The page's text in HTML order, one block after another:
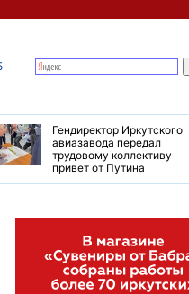
Гендиректор Иркутского
авиазавода передал
трудовому коллективу
привет от Путина